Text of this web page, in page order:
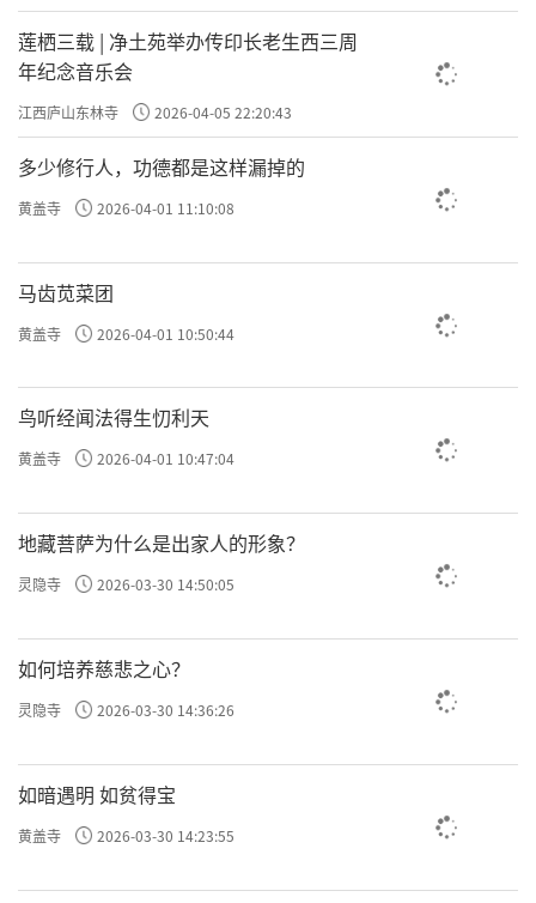
莲栖三载 | 净土苑举办传印长老生西三周
年纪念音乐会
江西庐山东林寺 2026-04-05 22:20:43
多少修行人，功德都是这样漏掉的
黄盖寺 2026-04-01 11:10:08
马齿苋菜团
黄盖寺 2026-04-01 10:50:44
鸟听经闻法得生忉利天
黄盖寺 2026-04-01 10:47:04
地藏菩萨为什么是出家人的形象？
灵隐寺 2026-03-30 14:50:05
如何培养慈悲之心？
灵隐寺 2026-03-30 14:36:26
如暗遇明 如贫得宝
黄盖寺 2026-03-30 14:23:55